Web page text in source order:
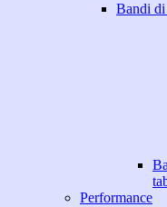
Bandi di
Performance